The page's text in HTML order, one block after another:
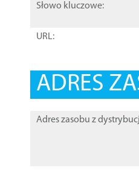
Słowo kluczowe:
URL:
ADRES
Adres zasobu z